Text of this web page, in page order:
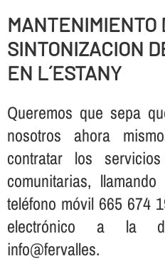
MANTENIMIENTO
SINTONIZACION
EN L´ESTANY
Queremos que sepa
nosotros ahora
contratar los
comunitarias,
teléfono móvil 665 674
electrónico a la
info@fervalles.